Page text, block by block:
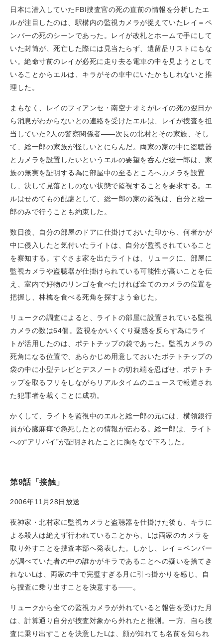
日本に潜入していたFBI捜査官の死の直前の情報を分析したエ
ルが注目したのは、駅構内の監視カメラが捉えていたレイ＝ペ
ンバーの死のシーンであった。レイが改札とホームで手にして
いた封筒が、死亡した際には見当たらず、遺留品リストにもな
い。絶命寸前のレイが必死に走り去る電車の中を見ようとして
いることからエルは、キラがその車中にいたかもしれないと推
理した。
まもなく、レイのフィアンセ・南空ナオミがレイの死の翌日か
ら消息がわからないとの連絡を受けたエルは、レイが捜査を担
当していた2人の警察関係者——次長の北村とその家族、そし
て、総一郎の家族が怪しいとにらんだ。両家の家の中に盗聴器
とカメラを設置したいというエルの要望を呑んだ総一郎は、家
族の無実を証明する為に部屋中の至るところへカメラを設置
し、決して見落としのない状態で監視することを要求する。エ
ルはせめてもの配慮として、総一郎の家の監視は、自分と総一
郎のみで行うことも約束した。
数日後、自分の部屋のドアに仕掛けておいた印から、何者かが
中に侵入したと気付いたライトは、自分が監視されていること
を察知する。すぐさま家を出たライトは、リュークに、部屋に
監視カメラや盗聴器が仕掛けられている可能性が高いことを伝
え、室内で好物のリンゴを食べたければ全てのカメラの位置を
把握し、林檎を食べる死角を探すよう命じた。
リュークの調査によると、ライトの部屋に設置されている監視
カメラの数は64個。監視をかいくぐり疑惑を反らす為にライ
トが活用したのは、ポテトチップの袋であった。監視カメラの
死角になる位置で、あらかじめ用意しておいたポテトチップの
袋の中に小型テレビとデスノートの切れ端を忍ばせ、ポテトチ
ップを取るフリをしながらリアルタイムのニュースで報道され
た犯罪者を裁くことに成功。
かくして、ライトを監視中のエルと総一郎の元には、横領銀行
員が心臓麻痺で急死したとの情報が伝わる。総一郎は、ライト
への“アリバイ”が証明されたことに胸をなで下ろした。
第9話「接触」
2006年11月28日放送
夜神家・北村家に監視カメラと盗聴器を仕掛けた後も、キラに
よる殺人は絶えず行われていることから、Lは両家のカメラを
取り外すことを捜査本部へ発表した。しかし、レイ＝ペンバー
が調べていた者の中の誰かがキラであることへの疑いを捨てき
れないLは、両家の中で完璧すぎる月に引っ掛かりを感じ、自
ら捜査に乗り出すことを決意する——。
リュークから全ての監視カメラが外れていると報告を受けた月
は、計算通り自分が捜査対象から外れたと推測。一方、自ら捜
査に乗り出すことを決意したLは、顔が知れても名前を知られ